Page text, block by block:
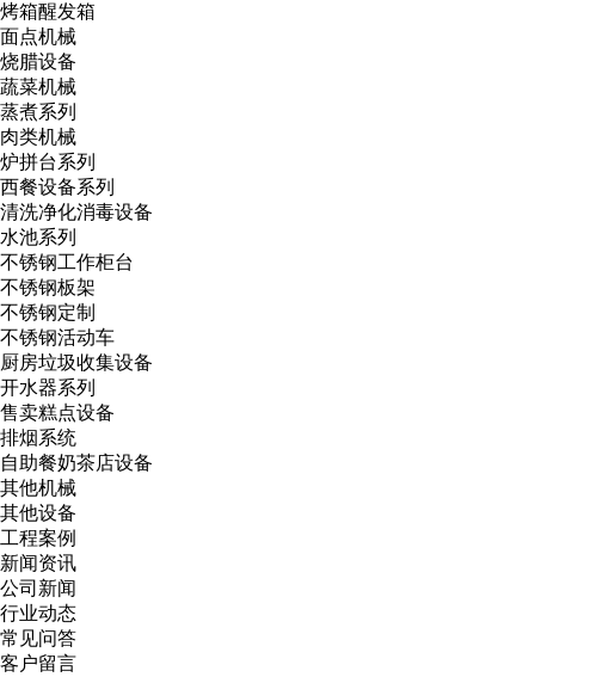
烤箱醒发箱
面点机械
烧腊设备
蔬菜机械
蒸煮系列
肉类机械
炉拼台系列
西餐设备系列
清洗净化消毒设备
水池系列
不锈钢工作柜台
不锈钢板架
不锈钢定制
不锈钢活动车
厨房垃圾收集设备
开水器系列
售卖糕点设备
排烟系统
自助餐奶茶店设备
其他机械
其他设备
工程案例
新闻资讯
公司新闻
行业动态
常见问答
客户留言